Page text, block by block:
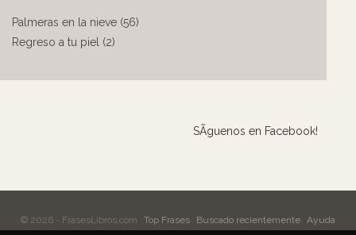
Palmeras en la nieve (56)
Regreso a tu piel (2)
SÃ­guenos en Facebook!
© 2026 - FrasesLibros.com Top Frases Buscado recientemente Ayuda